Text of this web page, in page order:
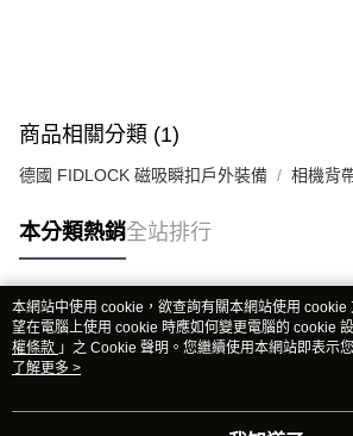
商品相關分類 (1)
德國 FIDLOCK 磁吸瞬扣戶外裝備 相機背
本分類熱銷全站排行
熱門標籤
本網站中使用 cookie，欲查詢有關本網站使用 cookie
望在電腦上使用 cookie 時應如何變更電腦的 cookie
權條款 」之 Cookie 聲明。您繼續使用本網站即表示
用條款之 Cookie 聲明使用 cookie。
了解更多 >